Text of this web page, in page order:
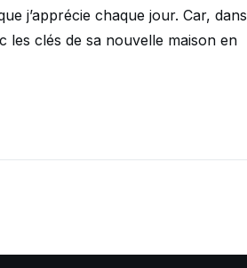
j’apprécie chaque jour. Car, dans
les clés de sa nouvelle maison en